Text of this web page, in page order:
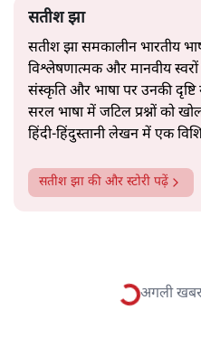
तरह बोलती हैं। लेकिन इस
उतनी ही अनुमानित और दोहराव
सत्य हिन्दी ऐपडाउनलोड
विश्लेषणात्मक और मानवीय